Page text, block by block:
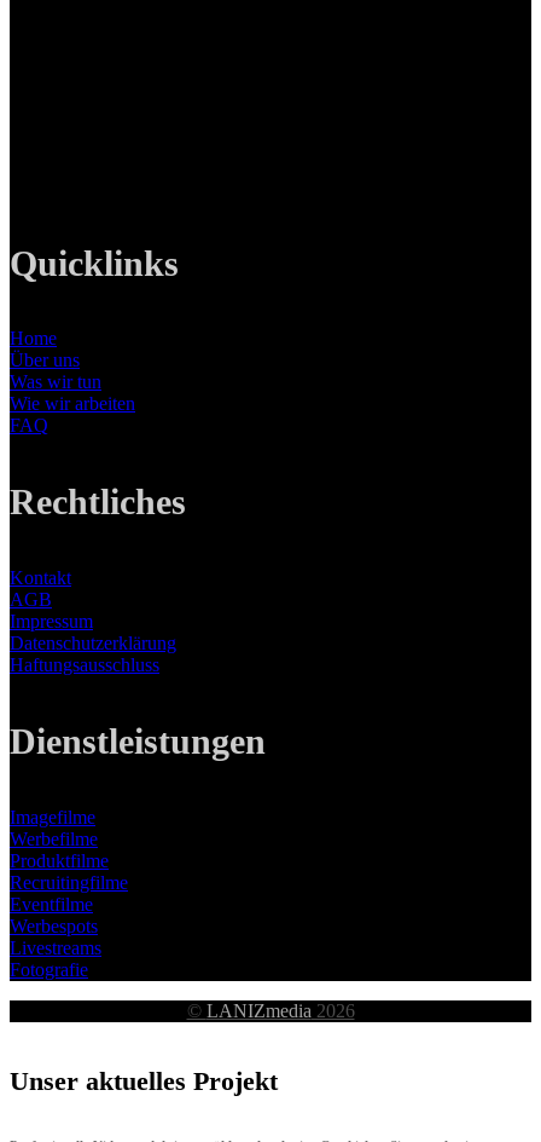
Quicklinks
Home
Über uns
Was wir tun
Wie wir arbeiten
FAQ
Rechtliches
Kontakt
AGB
Impressum
Datenschutzerklärung
Haftungsausschluss
Dienstleistungen
Imagefilme
Werbefilme
Produktfilme
Recruitingfilme
Eventfilme
Werbespots
Livestreams
Fotografie
© LANIZmedia 2026
Unser aktuelles Projekt